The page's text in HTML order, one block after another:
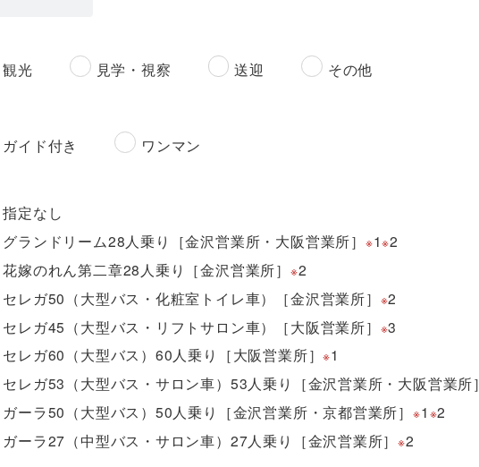
観光 見学・視察 送迎 その他
ガイド付き ワンマン
指定なし
グランドリーム28人乗り［金沢営業所・大阪営業所］ ※1※2
花嫁のれん第二章28人乗り［金沢営業所］ ※2
セレガ50（大型バス・化粧室トイレ車）［金沢営業所］ ※2
セレガ45（大型バス・リフトサロン車）［大阪営業所］ ※3
セレガ60（大型バス）60人乗り［大阪営業所］※1
セレガ53（大型バス・サロン車）53人乗り［金沢営業所・大阪営業所］
ガーラ50（大型バス）50人乗り［金沢営業所・京都営業所］※1 ※2
ガーラ27（中型バス・サロン車）27人乗り［金沢営業所］※2